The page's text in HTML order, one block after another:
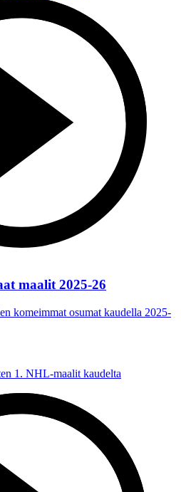
maalit 2025-26
komeimmat osumat kaudella 2025-